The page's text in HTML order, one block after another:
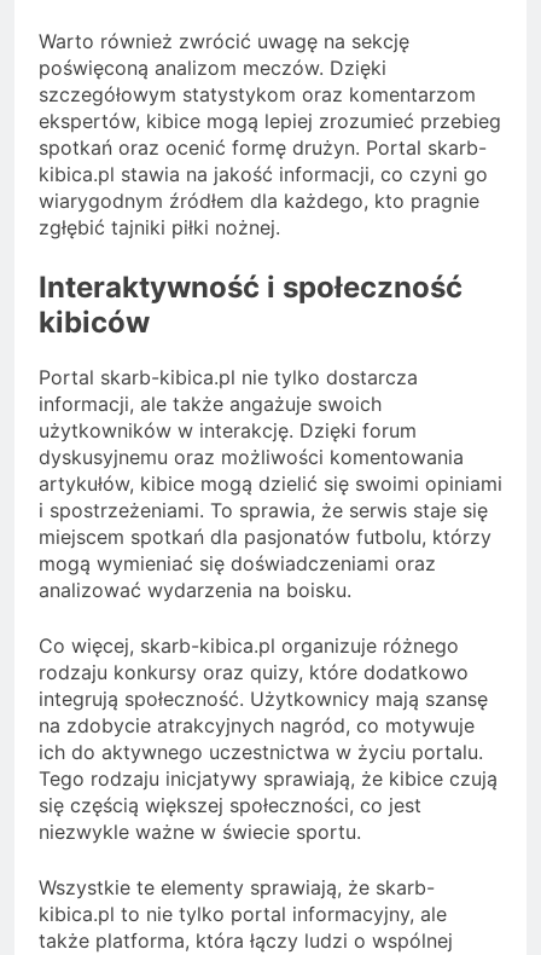
Warto również zwrócić uwagę na sekcję
poświęconą analizom meczów. Dzięki
szczegółowym statystykom oraz komentarzom
ekspertów, kibice mogą lepiej zrozumieć przebieg
spotkań oraz ocenić formę drużyn. Portal skarb-
kibica.pl stawia na jakość informacji, co czyni go
wiarygodnym źródłem dla każdego, kto pragnie
zgłębić tajniki piłki nożnej.
Interaktywność i społeczność
kibiców
Portal skarb-kibica.pl nie tylko dostarcza
informacji, ale także angażuje swoich
użytkowników w interakcję. Dzięki forum
dyskusyjnemu oraz możliwości komentowania
artykułów, kibice mogą dzielić się swoimi opiniami
i spostrzeżeniami. To sprawia, że serwis staje się
miejscem spotkań dla pasjonatów futbolu, którzy
mogą wymieniać się doświadczeniami oraz
analizować wydarzenia na boisku.
Co więcej, skarb-kibica.pl organizuje różnego
rodzaju konkursy oraz quizy, które dodatkowo
integrują społeczność. Użytkownicy mają szansę
na zdobycie atrakcyjnych nagród, co motywuje
ich do aktywnego uczestnictwa w życiu portalu.
Tego rodzaju inicjatywy sprawiają, że kibice czują
się częścią większej społeczności, co jest
niezwykle ważne w świecie sportu.
Wszystkie te elementy sprawiają, że skarb-
kibica.pl to nie tylko portal informacyjny, ale
także platforma, która łączy ludzi o wspólnej